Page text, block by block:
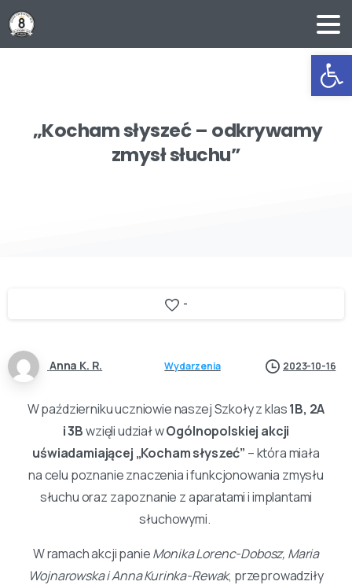
„Kochamsłyszeć– odkrywamy
zmysłsłuchu”
-
Anna K. R. Wydarzenia 2023-10-16
W październiku uczniowie naszej Szkoły z klas1B, 2A
i 3Bwzięli udział wOgólnopolskiej akcji
uświadamiającej „Kocham słyszeć” – która miała
na celu poznanie znaczenia i funkcjonowania zmysłu
słuchu oraz zapoznanie z aparatami i implantami
słuchowymi.
W ramach akcji panieMonika Lorenc-Dobosz, Maria
Wojnarowska i Anna Kurinka-Rewak, przeprowadziły